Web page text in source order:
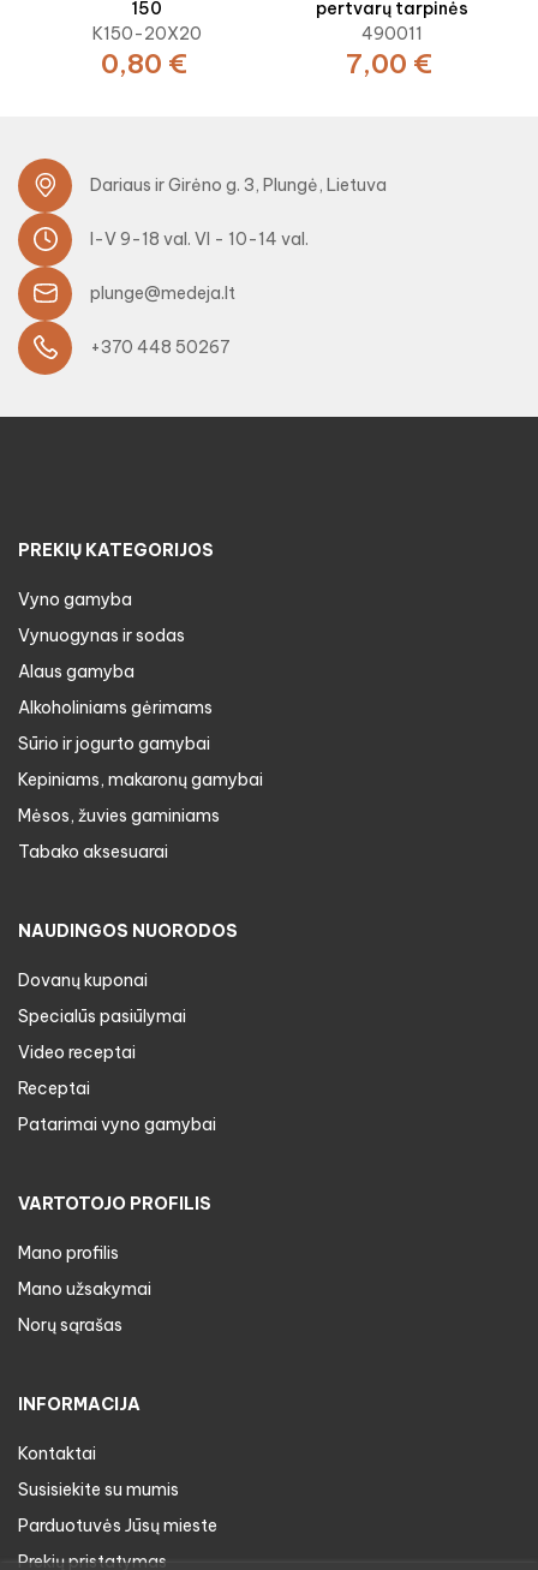
150
K150-20X20
0,80 €
pertvarų tarpinės
490011
7,00 €
Dariaus ir Girėno g. 3, Plungė, Lietuva
I-V 9-18 val. VI - 10-14 val.
plunge@medeja.lt
+370 448 50267
PREKIŲ KATEGORIJOS
Vyno gamyba
Vynuogynas ir sodas
Alaus gamyba
Alkoholiniams gėrimams
Sūrio ir jogurto gamybai
Kepiniams, makaronų gamybai
Mėsos, žuvies gaminiams
Tabako aksesuarai
NAUDINGOS NUORODOS
Dovanų kuponai
Specialūs pasiūlymai
Video receptai
Receptai
Patarimai vyno gamybai
VARTOTOJO PROFILIS
Mano profilis
Mano užsakymai
Norų sąrašas
INFORMACIJA
Kontaktai
Susisiekite su mumis
Parduotuvės Jūsų mieste
Prekių pristatymas